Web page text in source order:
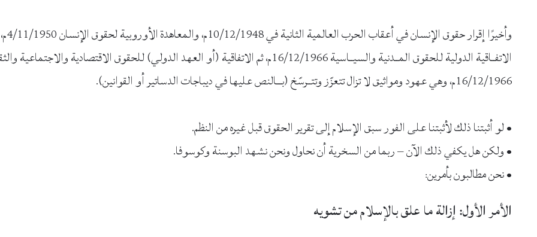
وأخيرًا إقرار حقوق الإنسان
الاتفــاقية الدولية للحقوق المــدنية والسيــاسية 16/12/1966م، ثم الاتفاقية (أو العهد الدولي) للحقوق الاقتصادية والاجتماعية
16/12/1966م، وهي عهود ومواثيق لا تزال تتعزّز وتتــرسّخ (بـــالنص عليها في ديباجات الدساتير أو القوانين).
• لو أثبتنا ذلك لأثبتنا على الفور سبق الإسلام إلى تقرير الحقوق قبل غيره من النظم.
• ولكن هل يكفي ذلك الآن – ربما من السخرية أن نحاول ونحن نشهد البوسنة وكوسوفا.
• نحن مطالبون بأمرين:
الأمر الأول: إزالة ما علق بالإسلام من تشويه